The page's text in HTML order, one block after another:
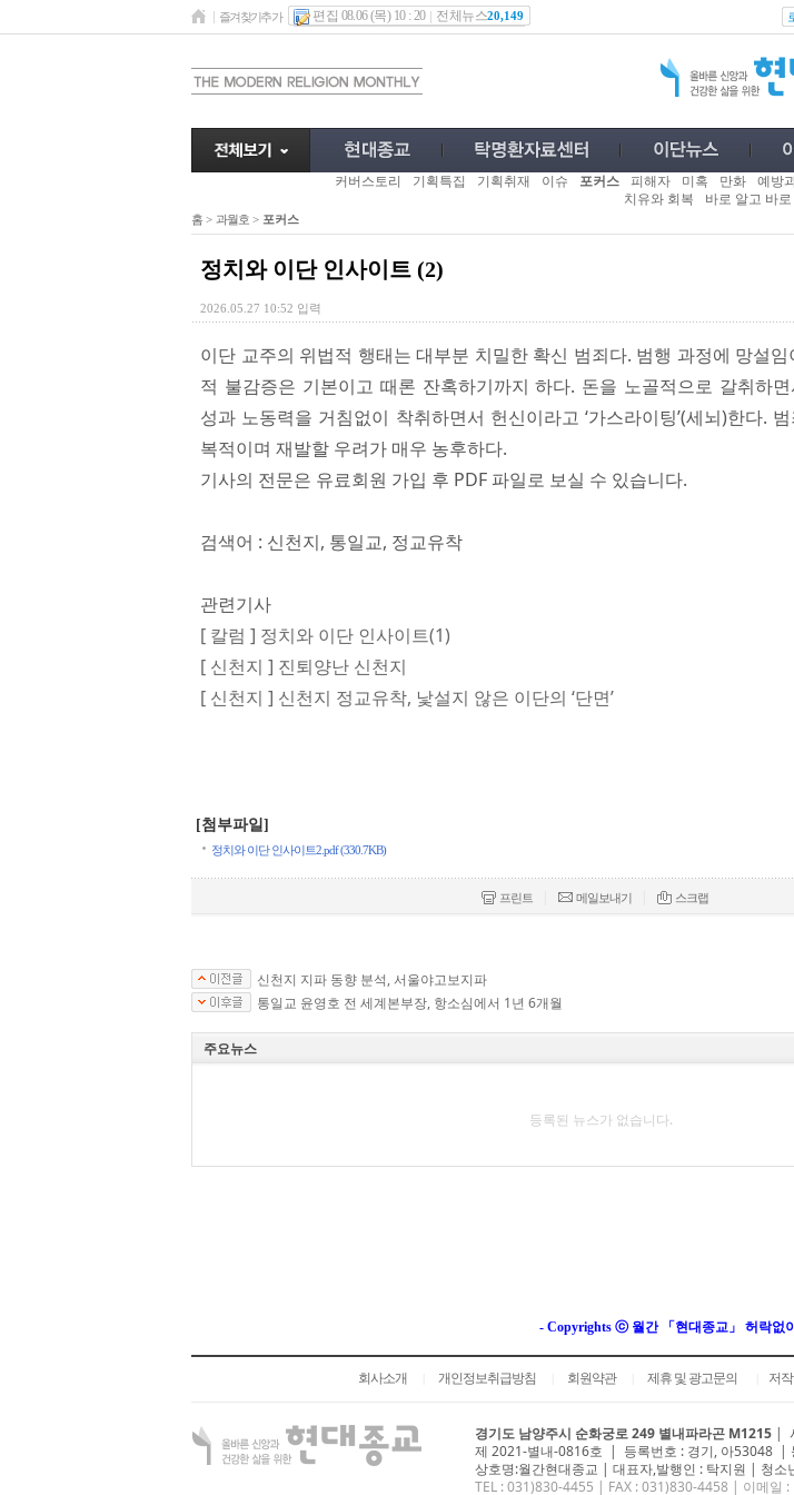
즐겨찾기추가 편집 08.06 (목) 10 : 20 전체뉴스20,149
커버스토리 기획특집 기획취재 이슈 포커스 피해자 미혹 만화 예방
치유와 회복
바로 알고 바로
홈 > 과월호 > 포커스
정치와 이단 인사이트 (2)
2026.05.27 10:52 입력
이단 교주의 위법적 행태는 대부분 치밀한 확신 범죄다. 범행 과정에 망설
적 불감증은 기본이고 때론 잔혹하기까지 하다. 돈을 노골적으로 갈취하
성과 노동력을 거침없이 착취하면서 헌신이라고 ‘가스라이팅’(세뇌)한다.
복적이며 재발할 우려가 매우 농후하다.
기사의 전문은 유료회원 가입 후 PDF 파일로 보실 수 있습니다.
검색어 : 신천지, 통일교, 정교유착
관련기사
[ 칼럼 ] 정치와 이단 인사이트(1)
[ 신천지 ] 진퇴양난 신천지
[ 신천지 ] 신천지 정교유착, 낯설지 않은 이단의 ‘단면’
[첨부파일]
정치와 이단 인사이트2.pdf (330.7KB)
프린트 메일보내기 스크랩
신천지 지파 동향 분석, 서울야고보지파
통일교 윤영호 전 세계본부장, 항소심에서 1년 6개월
주요뉴스
등록된 뉴스가 없습니다.
- Copyrights ⓒ 월간 「현대종교」 허락없
회사소개 개인정보취급방침 회원약관 제휴 및 광고문의 저
경기도 남양주시 순화궁로 249 별내파라곤 M1215 |
제 2021-별내-0816호 | 등록번호 : 경기, 아53048 |
상호명:월간현대종교 | 대표자,발행인 : 탁지원 | 청소
TEL : 031)830-4455 | FAX : 031)830-4458 | 이메일 :